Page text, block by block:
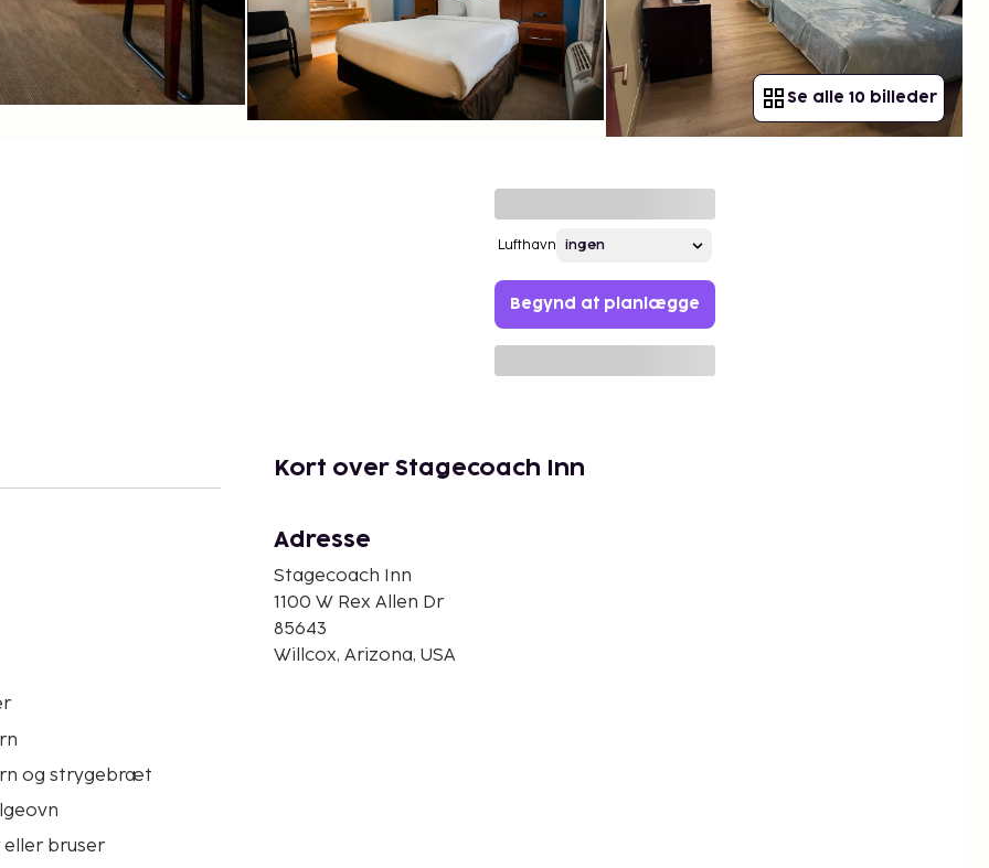
Se alle 10 billeder
Lufthavn
Begynd at planlægge
og strygebræt
eller bruser
Kort over Stagecoach Inn
Adresse
Stagecoach Inn
1100 W Rex Allen Dr
85643
Willcox, Arizona, USA